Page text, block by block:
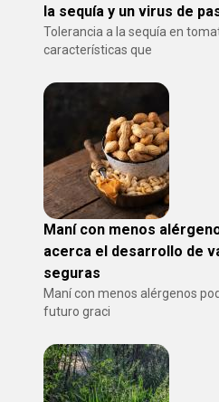
la sequía y un virus de
Tolerancia a la sequía en
características que
Maní con menos
acerca el desarrollo de
seguras
Maní con menos alérgenos
futuro graci